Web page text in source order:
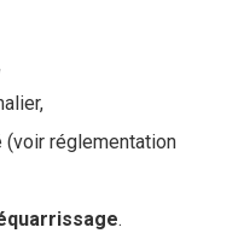
(voir réglementation
.